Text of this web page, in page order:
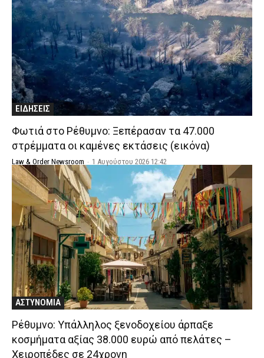
ΕΙΔΗΣΕΙΣ
Φωτιά στο Ρέθυμνο: Ξεπέρασαν τα 47.000
στρέμματα οι καμένες εκτάσεις (εικόνα)
Law & Order Newsroom - 1 Αυγούστου 2026 12:42
ΑΣΤΥΝΟΜΙΑ
Ρέθυμνο: Υπάλληλος ξενοδοχείου άρπαξε
κοσμήματα αξίας 38.000 ευρώ από πελάτες –
Χειροπέδες σε 24χρονη